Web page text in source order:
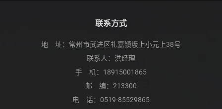
联系方式
地 址：常州市武进区礼嘉镇坂上小元上38号
联系人：洪经理
手 机： 18915001865
邮 编：213300
电 话： 0519-85529865